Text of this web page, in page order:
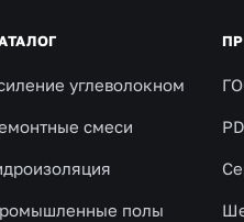
углеволокном
смеси
полы